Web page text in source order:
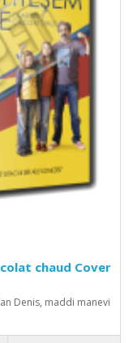
chaud Cover
Denis, maddi manevi